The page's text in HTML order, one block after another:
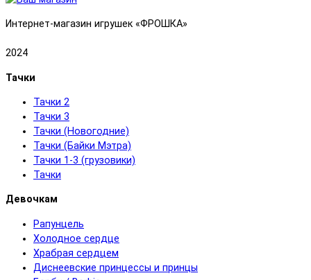
Интернет-магазин игрушек «ФРОШКА»
2024
Тачки
Тачки 2
Тачки 3
Тачки (Новогодние)
Тачки (Байки Мэтра)
Тачки 1-3 (грузовики)
Тачки
Девочкам
Рапунцель
Холодное сердце
Храбрая сердцем
Диснеевские принцессы и принцы